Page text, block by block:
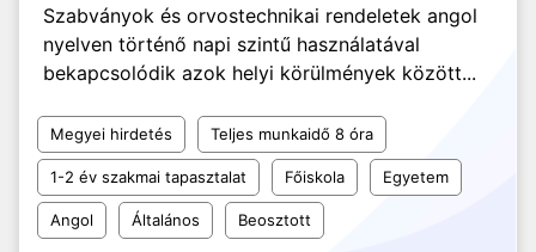
Szabványok és orvostechnikai rendeletek angol
nyelven történő napi szintű használatával
bekapcsolódik azok helyi körülmények között...
Megyei hirdetés Teljes munkaidő 8 óra
1-2 év szakmai tapasztalat Főiskola Egyetem
Angol Általános Beosztott